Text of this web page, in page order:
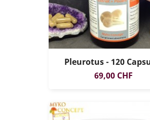
Pleurotus - 120
Prix
69,00 CHF